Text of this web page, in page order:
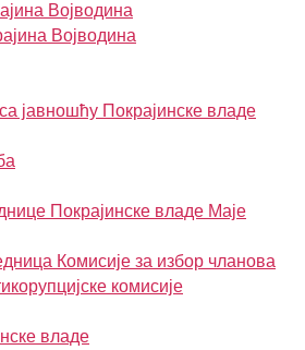
Војводина
Војводина
јавношћу Покрајинске владе
Покрајинске владе Маје
Комисије за избор чланова
комисије
владе